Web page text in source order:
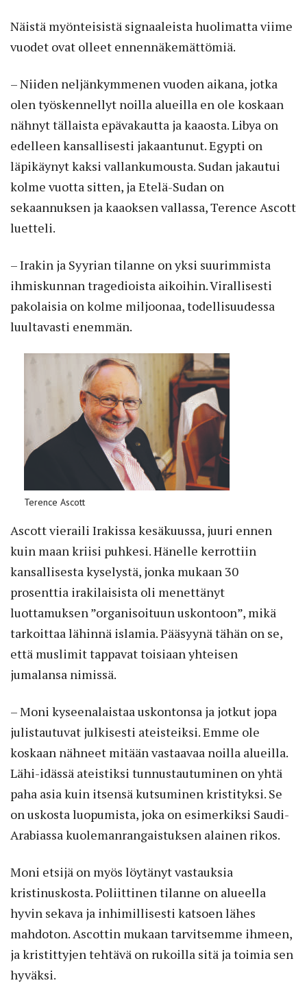
Näistä myönteisistä signaaleista huolimatta viime
vuodet ovat olleet ennennäkemättömiä.
– Niiden neljänkymmenen vuoden aikana, jotka
olen työskennellyt noilla alueilla en ole koskaan
nähnyt tällaista epävakautta ja kaaosta. Libya on
edelleen kansallisesti jakaantunut. Egypti on
läpikäynyt kaksi vallankumousta. Sudan jakautui
kolme vuotta sitten, ja Etelä-Sudan on
sekaannuksen ja kaaoksen vallassa, Terence Ascott
luetteli.
– Irakin ja Syyrian tilanne on yksi suurimmista
ihmiskunnan tragedioista aikoihin. Virallisesti
pakolaisia on kolme miljoonaa, todellisuudessa
luultavasti enemmän.
Terence Ascott
Ascott vieraili Irakissa kesäkuussa, juuri ennen
kuin maan kriisi puhkesi. Hänelle kerrottiin
kansallisesta kyselystä, jonka mukaan 30
prosenttia irakilaisista oli menettänyt
luottamuksen ”organisoituun uskontoon”, mikä
tarkoittaa lähinnä islamia. Pääsyynä tähän on se,
että muslimit tappavat toisiaan yhteisen
jumalansa nimissä.
– Moni kyseenalaistaa uskontonsa ja jotkut jopa
julistautuvat julkisesti ateisteiksi. Emme ole
koskaan nähneet mitään vastaavaa noilla alueilla.
Lähi-idässä ateistiksi tunnustautuminen on yhtä
paha asia kuin itsensä kutsuminen kristityksi. Se
on uskosta luopumista, joka on esimerkiksi Saudi-
Arabiassa kuolemanrangaistuksen alainen rikos.
Moni etsijä on myös löytänyt vastauksia
kristinuskosta. Poliittinen tilanne on alueella
hyvin sekava ja inhimillisesti katsoen lähes
mahdoton. Ascottin mukaan tarvitsemme ihmeen,
ja kristittyjen tehtävä on rukoilla sitä ja toimia sen
hyväksi.